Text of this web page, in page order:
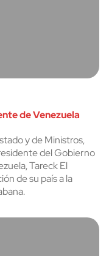
de Venezuela
y de Ministros,
del Gobierno
Tareck El
de su país a la